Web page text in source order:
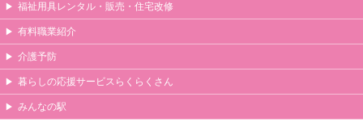
福祉用具レンタル・販売・住宅改修
有料職業紹介
介護予防
暮らしの応援サービスらくらくさん
みんなの駅